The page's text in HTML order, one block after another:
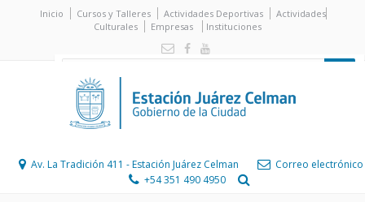
Inicio Cursos y Talleres Actividades Deportivas
Actividades
Culturales
Empresas Instituciones
Av. La Tradición 411 - Estación Juárez Celman
Correo electrónico
+54 351 490 4950